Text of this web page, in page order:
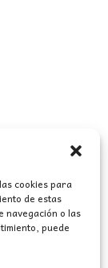
cookies para
de estas
navegación o las
puede